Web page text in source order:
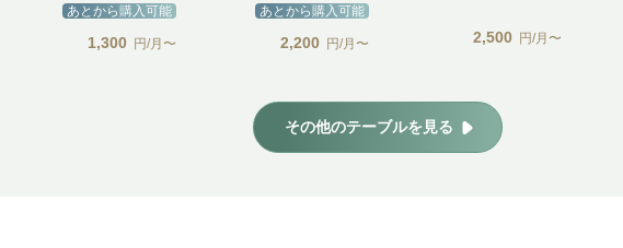
あとから購入可能
1,300 円/月〜
あとから購入可能
2,200 円/月〜 2,500 円/月〜
その他のテーブルを見る